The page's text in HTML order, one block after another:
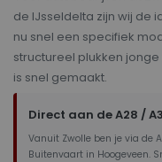
de IJsseldelta zijn wij de
nu snel een specifiek
structureel plukken
is snel gemaakt.
Direct aan de A28 /
Vanuit Zwolle ben je via de
Buitenvaart in Hoogeveen.